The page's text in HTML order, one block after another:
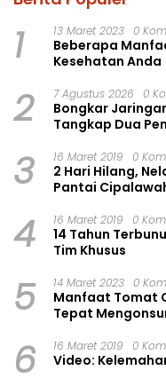
1 13 Maret 2023 0
Beberapa
Kesehatan Anda
2 7 Agustus 2026 0
Bongkar
Tangkap Dua
3 16 Maret 2019 0
2 Hari Hilang,
Pantai
4 16 Maret 2019 0
14 Tahun
Tim Khusus
5 14 Maret 2023 0
Manfaat Tomat
Tepat
6 16 Maret 2019 0
Video: